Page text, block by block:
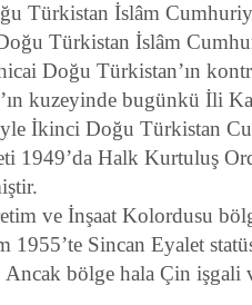
Türkistan İslâm
Türkistan İslâm
Doğu Türkistan’ın
kuzeyinde bugünkü İli
İkinci Doğu Türkistan
1949’da Halk Kurtuluş
ve İnşaat Kolordusu
1955’te Sincan Eyalet
bölge hala Çin işgali